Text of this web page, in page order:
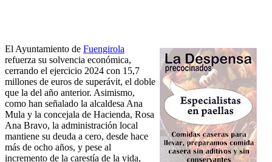
El Ayuntamiento de Fuengirola
refuerza su solvencia económica,
cerrando el ejercicio 2024 con 15,7
millones de euros de superávit, el doble
que la del año anterior. Asimismo,
como han señalado la alcaldesa Ana
Mula y la concejala de Hacienda, Rosa
Ana Bravo, la administración local
mantiene su deuda a cero, desde hace
más de ocho años, y pese al
incremento de la carestía de la vida,